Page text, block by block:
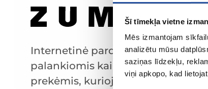
Šī tīmekļa vietne
Mēs izmantojam
analizētu mūsu
saziņas līdzekļu,
viņi apkopo, kad
Internetinė parduotuvė su
palankiomis kainomis ir
prekėmis, kurioje klientų